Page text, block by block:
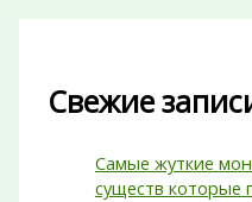
Свежие
Самые жуткие
существ которые